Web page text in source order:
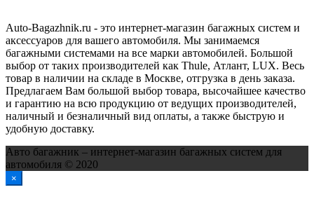
Auto-Bagazhnik.ru - это интернет-магазин багажных систем и
аксессуаров для вашего автомобиля. Мы занимаемся
багажными системами на все марки автомобилей. Большой
выбор от таких производителей как Thule, Атлант, LUX. Весь
товар в наличии на складе в Москве, отгрузка в день заказа.
Предлагаем Вам большой выбор товара, высочайшее качество
и гарантию на всю продукцию от ведущих производителей,
наличный и безналичный вид оплаты, а также быструю и
удобную доставку.
Авто багажник – интернет-магазин багажных систем для
автомобиля © 2020
×